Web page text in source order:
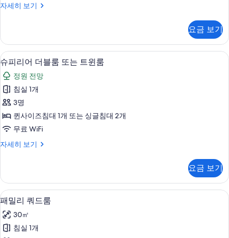
는
윈
룸
사
진
모
두
보
기
자세히 보기
디
블
룸
또
는
트
윈
룸
자
세
히
보
기
요금 보기
슈
피
리
어
더
블
또
트
윈
룸
사
진
책상, 다리미/다리미판, 무료 WiFi, 침
1
슈피리어 더블룸 또는 트윈룸
정원 전망
침실 1개
3명
퀸사이즈침대 1개 또는 싱글침대 2개
무료 WiFi
자세히 보기
슈
더
블
룸
또
는
트
윈
요금 보기
패
밀
리
쿼
패밀리 쿼드룸 | 책상, 다리미/다리미
1
패밀리 쿼드룸
30㎡
침실 1개